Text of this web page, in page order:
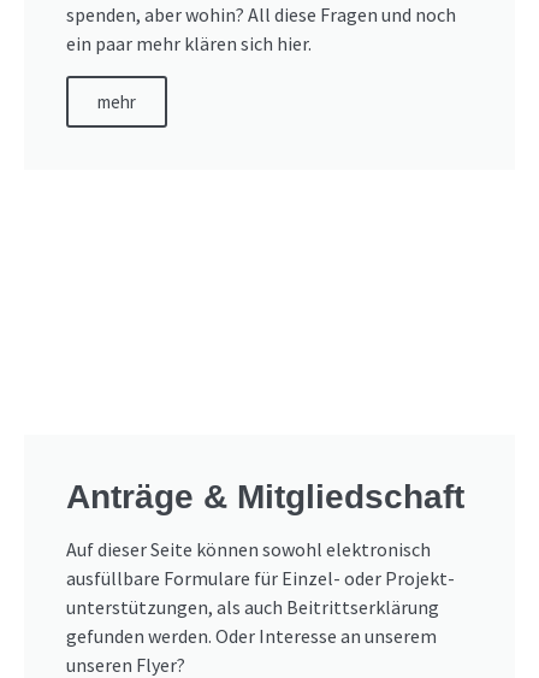
spenden, aber wohin? All diese Fragen und noch
ein paar mehr klären sich hier.
mehr
Anträge & Mitgliedschaft
Auf dieser Seite können sowohl elektronisch
ausfüllbare Formulare für Einzel- oder Projekt-
unterstützungen, als auch Beitrittserklärung
gefunden werden. Oder Interesse an unserem
unseren Flyer?